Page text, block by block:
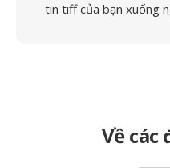
tin tiff của bạn xuống
Về các